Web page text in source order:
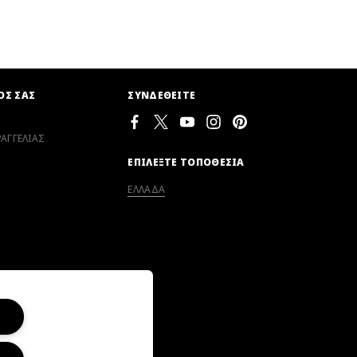
ΣΑΣ
ΣΥΝΔΕΘΕΙΤΕ
ΕΠΙΛΕΞΤΕ ΤΟΠΟΘΕΣΙΑ
ΕΛΛΑΔΑ